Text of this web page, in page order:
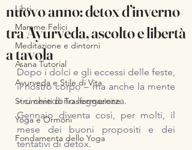
Libri
Mamme Felici
Meditazione e dintorni
Asana Tutorial
Ayurveda e Stile di Vita
Strumenti di Trasformazione
Yoga e Ormoni
Fondamenta dello Yoga
nuovo anno: detox d’inverno
tra Ayurveda, ascolto e libertà
a tavola
Dopo i dolci e gli eccessi delle feste,
il nostro corpo – ma anche la mente
– ci chiedono leggerezza.
Gennaio diventa così, per molti, il
mese dei buoni propositi e dei
tentativi di detox.